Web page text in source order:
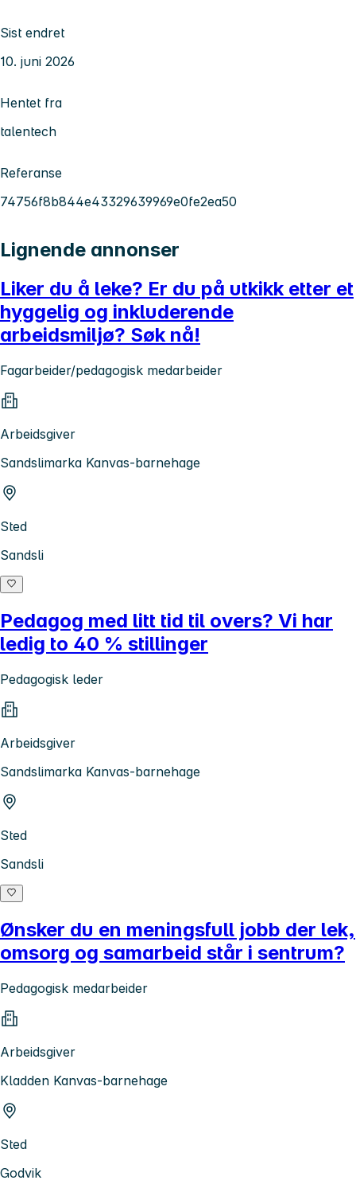
Sist endret
10. juni 2026
Hentet fra
talentech
Referanse
74756f8b844e43329639969e0fe2ea50
Lignende annonser
Liker du å leke? Er du på utkikk etter et
hyggelig og inkluderende
arbeidsmiljø? Søk nå!
Fagarbeider/pedagogisk medarbeider
Arbeidsgiver
Sandslimarka Kanvas-barnehage
Sted
Sandsli
Pedagog med litt tid til overs? Vi har
ledig to 40 % stillinger
Pedagogisk leder
Arbeidsgiver
Sandslimarka Kanvas-barnehage
Sted
Sandsli
Ønsker du en meningsfull jobb der lek,
omsorg og samarbeid står i sentrum?
Pedagogisk medarbeider
Arbeidsgiver
Kladden Kanvas-barnehage
Sted
Godvik